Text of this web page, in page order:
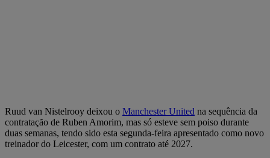
Ruud van Nistelrooy deixou o Manchester United na sequência da
contratação de Ruben Amorim, mas só esteve sem poiso durante
duas semanas, tendo sido esta segunda-feira apresentado como novo
treinador do Leicester, com um contrato até 2027.